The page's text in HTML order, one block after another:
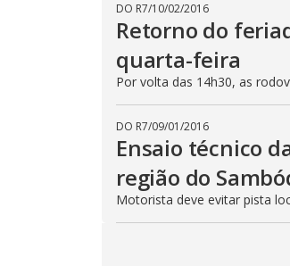
DO R7/10/02/2016
Retorno do
quarta-feira
Por volta das 14h30, as
DO R7/09/01/2016
Ensaio técnico
região do
Motorista deve evitar pista